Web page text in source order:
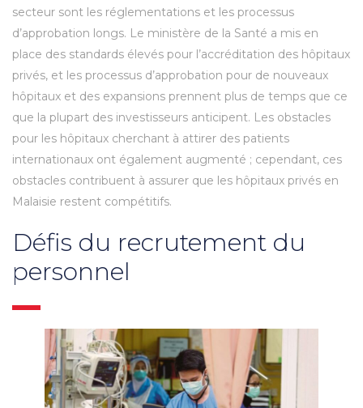
secteur sont les réglementations et les processus
d’approbation longs. Le ministère de la Santé a mis en
place des standards élevés pour l’accréditation des hôpitaux
privés, et les processus d’approbation pour de nouveaux
hôpitaux et des expansions prennent plus de temps que ce
que la plupart des investisseurs anticipent. Les obstacles
pour les hôpitaux cherchant à attirer des patients
internationaux ont également augmenté ; cependant, ces
obstacles contribuent à assurer que les hôpitaux privés en
Malaisie restent compétitifs.
Défis du recrutement du
personnel